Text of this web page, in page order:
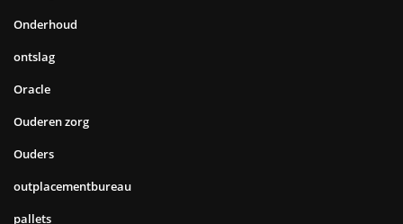
Onderhoud
ontslag
Oracle
Ouderen zorg
Ouders
outplacementbureau
pallets